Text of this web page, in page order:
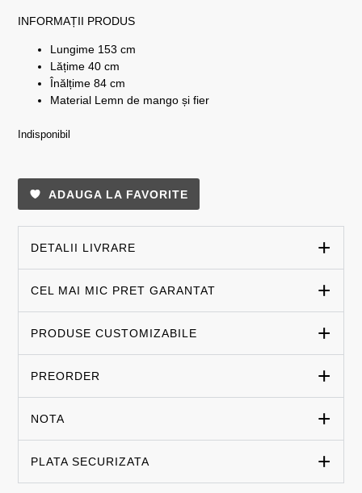
INFORMAȚII PRODUS
Lungime 153 cm
Lățime 40 cm
Înălțime 84 cm
Material Lemn de mango și fier
Indisponibil
ADAUGA LA FAVORITE
DETALII LIVRARE
CEL MAI MIC PRET GARANTAT
PRODUSE CUSTOMIZABILE
PREORDER
NOTA
PLATA SECURIZATA